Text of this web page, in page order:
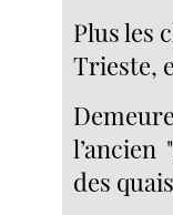
Plus les
Trieste,
des